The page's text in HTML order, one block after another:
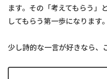
ます。その「考えてもらう」
してもらう第一歩になります。
少し詩的な一言が好きなら、